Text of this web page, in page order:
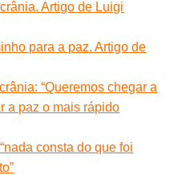
Artigo de Luigi
para a paz. Artigo de
“Queremos chegar a
a paz o mais rápido
consta do que foi